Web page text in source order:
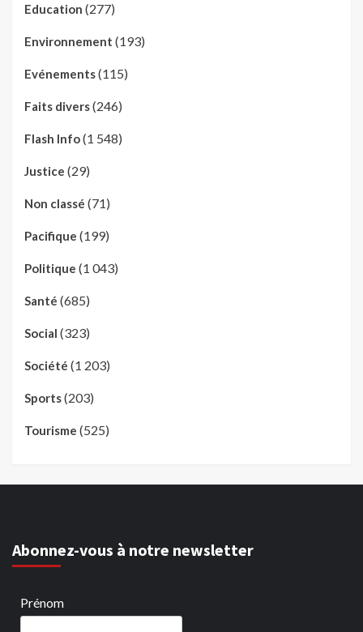
Education (277)
Environnement (193)
Evénements(115)
Faits divers(246)
Flash Info(1 548)
Justice (29)
Non classé (71)
Pacifique (199)
Politique (1 043)
Santé (685)
Social (323)
Société (1 203)
Sports(203)
Tourisme (525)
Abonnez-vous à notre newsletter
Prénom